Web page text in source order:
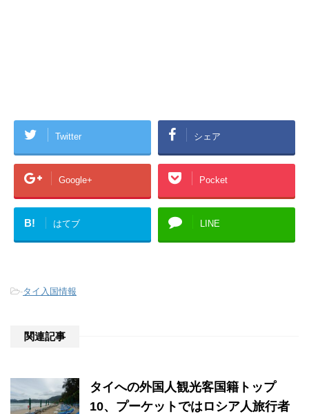
Twitter シェア
Google+ Pocket
B! はてブ LINE
-タイ入国情報
関連記事
タイへの外国人観光客国籍トップ
10、プーケットではロシア人旅行者